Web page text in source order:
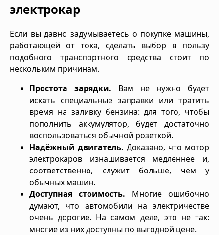
электрокар
Если вы давно задумываетесь о покупке машины,
работающей от тока, сделать выбор в пользу
подобного транспортного средства стоит по
нескольким причинам.
Простота зарядки. Вам не нужно будет
искать специальные заправки или тратить
время на заливку бензина: для того, чтобы
пополнить аккумулятор, будет достаточно
воспользоваться обычной розеткой.
Надёжный двигатель. Доказано, что мотор
электрокаров изнашивается медленнее и,
соответственно, служит больше, чем у
обычных машин.
Доступная стоимость. Многие ошибочно
думают, что автомобили на электричестве
очень дорогие. На самом деле, это не так:
многие из них доступны по выгодной цене.